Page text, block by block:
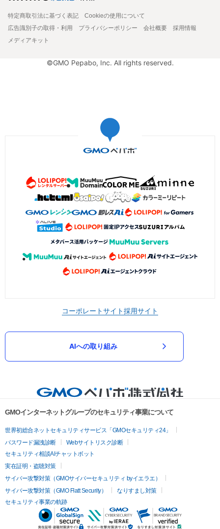
特定商取引法に基づく表記
Cookieの使用について
広告識別子の取得・利用
プライバシーポリシー 会社概要
採用情報
メディアキット
©GMO Pepabo, Inc. All rights reserved.
コーポレートサイト採用サイト
AIへの取り組み
GMOインターネットグループのセキュリティ事業について
世界初総合ネットセキュリティサービス「GMOセキュリティ24」
パスワード漏洩診断
Webサイトリスク診断
セキュリティ相談AIチャットボット
実在証明・盗聴対策
サイバー攻撃対策（GMOサイバーセキュリティ byイエラエ）
サイバー攻撃対策（GMO Flatt Security）
なりすまし対策
セキュリティ事業の軌跡